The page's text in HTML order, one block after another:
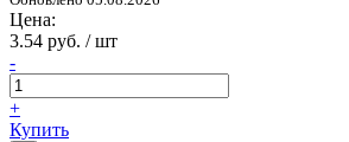
Цена:
3.54 руб. / шт
-
+
Купить